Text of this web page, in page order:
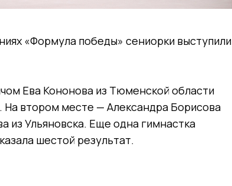
«Формула победы» сениорки выступили
Ева Кононова из Тюменской области
втором месте — Александра Борисова
из Ульяновска. Еще одна гимнастка
шестой результат.